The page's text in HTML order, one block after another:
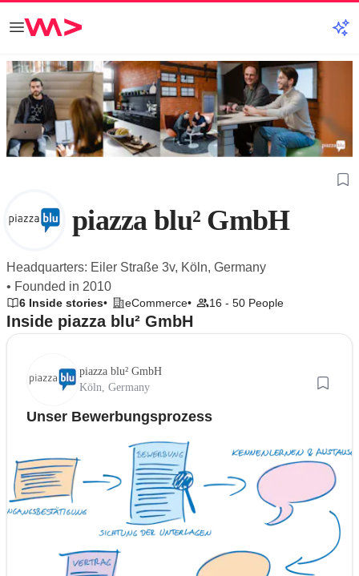
piazza blu² GmbH
Headquarters: Eiler Straße 3v, Köln, Germany
• Founded in 2010
6 Inside stories eCommerce 16 - 50 People
Inside piazza blu² GmbH
piazza blu² GmbH
Köln, Germany
Unser Bewerbungsprozess